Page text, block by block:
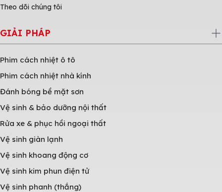
Theo dõi chúng tôi
GIẢI PHÁP
Phim cách nhiệt ô tô
Phim cách nhiệt nhà kính
Đánh bóng bề mặt sơn
Vệ sinh & bảo dưỡng nội thất
Rửa xe & phục hồi ngoại thất
Vệ sinh giàn lạnh
Vệ sinh khoang động cơ
Vệ sinh kim phun điện tử
Vệ sinh phanh (thắng)